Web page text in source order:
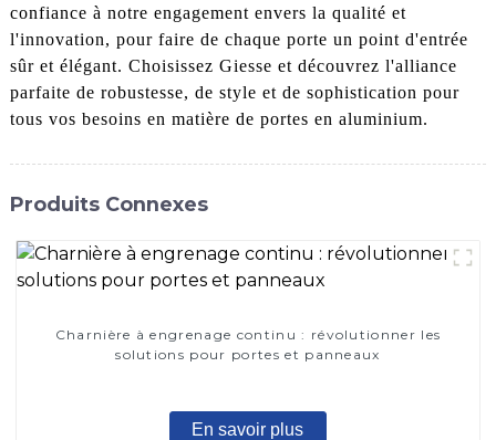
confiance à notre engagement envers la qualité et
l'innovation, pour faire de chaque porte un point d'entrée
sûr et élégant. Choisissez Giesse et découvrez l'alliance
parfaite de robustesse, de style et de sophistication pour
tous vos besoins en matière de portes en aluminium.
Produits Connexes
Charnière à engrenage continu : révolutionner les
solutions pour portes et panneaux
En savoir plus